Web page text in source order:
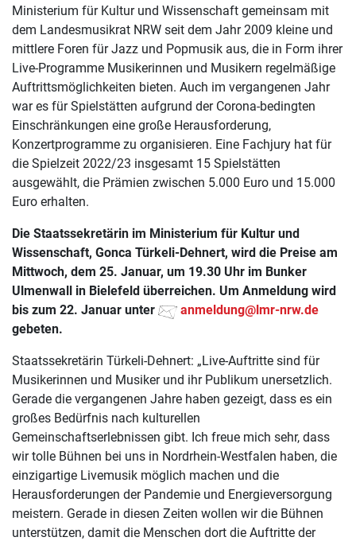
Ministerium für Kultur und Wissenschaft gemeinsam mit
dem Landesmusikrat NRW seit dem Jahr 2009 kleine und
mittlere Foren für Jazz und Popmusik aus, die in Form ihrer
Live-Programme Musikerinnen und Musikern regelmäßige
Auftrittsmöglichkeiten bieten. Auch im vergangenen Jahr
war es für Spielstätten aufgrund der Corona-bedingten
Einschränkungen eine große Herausforderung,
Konzertprogramme zu organisieren. Eine Fachjury hat für
die Spielzeit 2022/23 insgesamt 15 Spielstätten
ausgewählt, die Prämien zwischen 5.000 Euro und 15.000
Euro erhalten.
Die Staatssekretärin im Ministerium für Kultur und
Wissenschaft, Gonca Türkeli-Dehnert, wird die Preise am
Mittwoch, dem 25. Januar, um 19.30 Uhr im Bunker
Ulmenwall in Bielefeld überreichen. Um Anmeldung wird
bis zum 22. Januar unter
anmeldung@lmr-nrw.de
gebeten.
Staatssekretärin Türkeli-Dehnert: „Live-Auftritte sind für
Musikerinnen und Musiker und ihr Publikum unersetzlich.
Gerade die vergangenen Jahre haben gezeigt, dass es ein
großes Bedürfnis nach kulturellen
Gemeinschaftserlebnissen gibt. Ich freue mich sehr, dass
wir tolle Bühnen bei uns in Nordrhein-Westfalen haben, die
einzigartige Livemusik möglich machen und die
Herausforderungen der Pandemie und Energieversorgung
meistern. Gerade in diesen Zeiten wollen wir die Bühnen
unterstützen, damit die Menschen dort die Auftritte der